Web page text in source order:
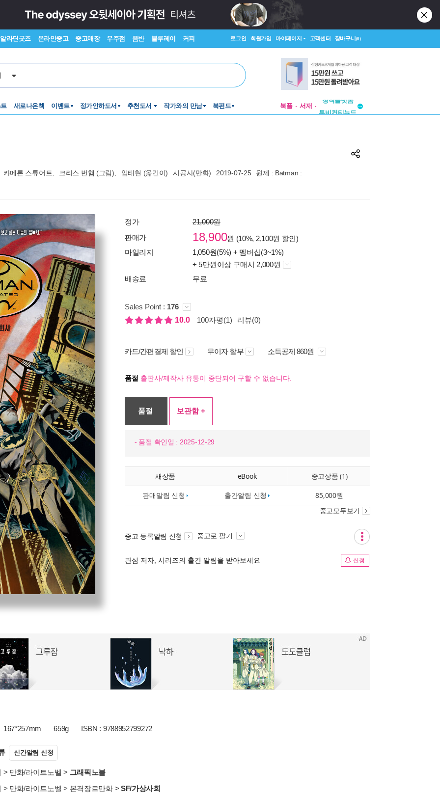
알라딘굿즈 온라인중고 중고매장 우주점 음반 블루레이 커피 로그인 회원가입 마이페이지 고객센터 장바구니(0)
새로나온책 이벤트 정가인하도서 추천도서 작가와의 만남 북펀드 북플 서재
투비컨티뉴드
카메론 스튜어트 크리스 번햄 (그림), 임태현 (옮긴이) 시공사(만화) 2019-07-25 원제 : Batman :
정가
21,000원
판매가
18,900원 (10%, 2,100원 할인)
마일리지
1,050원(5%) + 멤버십(3~1%)
+ 5만원이상 구매시 2,000원
배송료
무료
Sales Point : 176
10.0
100자평(1) 리뷰(0)
카드/간편결제 할인 무이자 할부 소득공제 860원
품절 출판사/제작사 유통이 중단되어 구할 수 없습니다.
품절 보관함 +
- 품절 확인일 : 2025-12-29
새상품 eBook 중고상품 (1)
판매알림 신청 출간알림 신청 85,000원
중고모두보기
중고 등록알림 신청 중고로 팔기
관심 저자, 시리즈의 출간 알림을 받아보세요 신청
167*257mm 659g ISBN : 9788952799272
신간알림 신청
> 만화/라이트노벨 > 그래픽노블
> 만화/라이트노벨 > 본격장르만화> SF/가상사회